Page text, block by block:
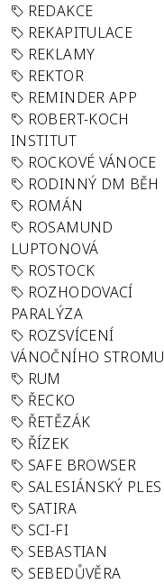
REDAKCE
REKAPITULACE
REKLAMY
REKTOR
REMINDER APP
ROBERT-KOCH
INSTITUT
ROCKOVÉ VÁNOCE
RODINNÝ DM BĚH
ROMÁN
ROSAMUND
LUPTONOVÁ
ROSTOCK
ROZHODOVACÍ
PARALÝZA
ROZSVÍCENÍ
VÁNOČNÍHO STROMU
RUM
ŘECKO
ŘETĚZÁK
ŘÍZEK
SAFE BROWSER
SALESIÁNSKÝ PLES
SATIRA
SCI-FI
SEBASTIAN
SEBEDŮVĚRA